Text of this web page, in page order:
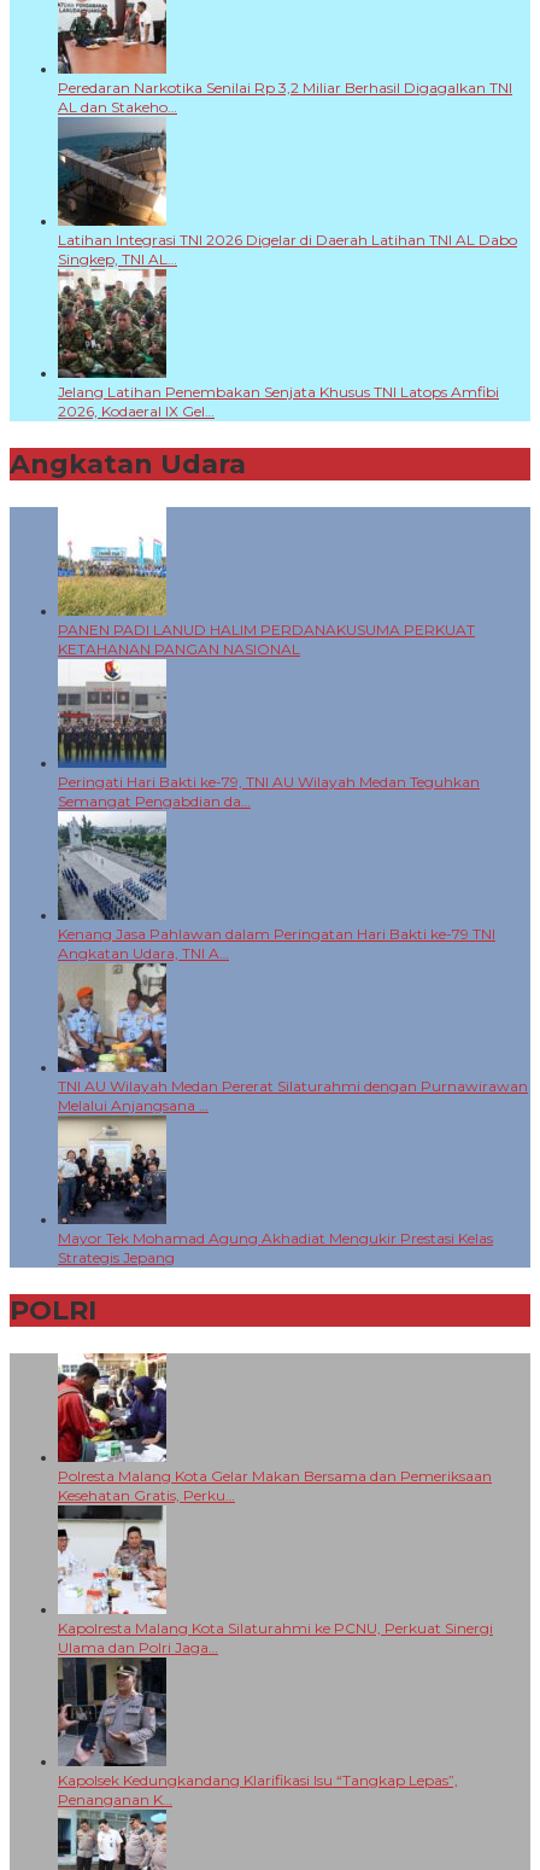
Peredaran Narkotika Senilai Rp 3,2 Miliar Berhasil Digagalkan TNI
AL dan Stakeho…
Latihan Integrasi TNI 2026 Digelar di Daerah Latihan TNI AL Dabo
Singkep, TNI AL…
Jelang Latihan Penembakan Senjata Khusus TNI Latops Amfibi
2026, Kodaeral IX Gel…
Angkatan Udara
PANEN PADI LANUD HALIM PERDANAKUSUMA PERKUAT
KETAHANAN PANGAN NASIONAL
Peringati Hari Bakti ke-79, TNI AU Wilayah Medan Teguhkan
Semangat Pengabdian da…
Kenang Jasa Pahlawan dalam Peringatan Hari Bakti ke-79 TNI
Angkatan Udara, TNI A…
TNI AU Wilayah Medan Pererat Silaturahmi dengan Purnawirawan
Melalui Anjangsana …
Mayor Tek Mohamad Agung Akhadiat Mengukir Prestasi Kelas
Strategis Jepang
POLRI
Polresta Malang Kota Gelar Makan Bersama dan Pemeriksaan
Kesehatan Gratis, Perku…
Kapolresta Malang Kota Silaturahmi ke PCNU, Perkuat Sinergi
Ulama dan Polri Jaga…
Kapolsek Kedungkandang Klarifikasi Isu “Tangkap Lepas”,
Penanganan K…